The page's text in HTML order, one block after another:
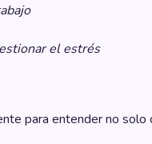
el estrés
para entender no